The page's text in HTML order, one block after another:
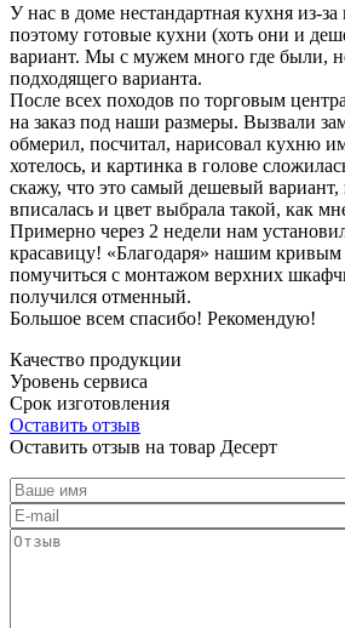
У нас в доме нестандартная кухня из-
поэтому готовые кухни (хоть они и
вариант. Мы с мужем много где были,
подходящего варианта.
После всех походов по торговым
на заказ под наши размеры. Вызвали
обмерил, посчитал, нарисовал кухню
хотелось, и картинка в голове
скажу, что это самый дешевый вариант,
вписалась и цвет выбрала такой, как
Примерно через 2 недели нам
красавицу! «Благодаря» нашим
помучиться с монтажом верхних
получился отменный.
Большое всем спасибо! Рекомендую!
Качество продукции
Уровень сервиса
Срок изготовления
Оставить отзыв
Оставить отзыв на товар Десерт